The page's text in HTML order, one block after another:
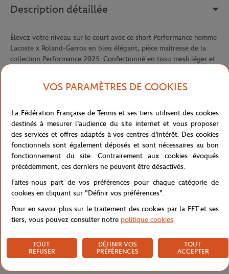
Description détaillée
Élevez votre niveau sur le court avec ce short Performance homme
Lacoste x Roland-Garros en bleu élégant, pièce maîtresse de la
collection Performance 2025. Confectionné en tissu mesh léger et
les plus intenses, tandis que le shorty intégré en jersey extensible
rose assure maintien et confort pour une mobilité sans entrave.
vous gardant au sec même lors des matchs les plus exigeants sous
la chaleur parisienne. Le logo Roland-Garros finement brodé sur la
jambe gauche dialogue harmonieusement avec le crocodile Lacoste
en silicone sur la jambe droite, signatures authentiques de cette
collaboration prestigieuse.
touche de dynamisme contemporain à ce short de tennis haute
performance, incarnant parfaitement l'alliance entre expertise
technique et raffinement esthétique propre à la collection
Performance. Conçu pour les joueurs qui ne font aucun
rapidement votre allié incontournable sur les courts.
Référence :GH8741-I10
VOS PARAMÈTRES DE COOKIES
La Fédération Française de Tennis et ses tiers utilisent des cookies
destinés à mesurer l'audience du site internet et vous proposer
des services et offres adaptés à vos centres d'intérêt. Des cookies
fonctionnels sont également déposés et sont nécessaires au bon
fonctionnement du site. Contrairement aux cookies évoqués
précédemment, ces derniers ne peuvent être désactivés.
Faites-nous part de vos préférences pour chaque catégorie de
cookies en cliquant sur "Définir vos préférences".
Pour en savoir plus sur le traitement des cookies par la FFT et ses
tiers, vous pouvez consulter notre politique cookies.
TOUT
REFUSER
DÉFINIR VOS
PRÉFÉRENCES
TOUT
ACCEPTER